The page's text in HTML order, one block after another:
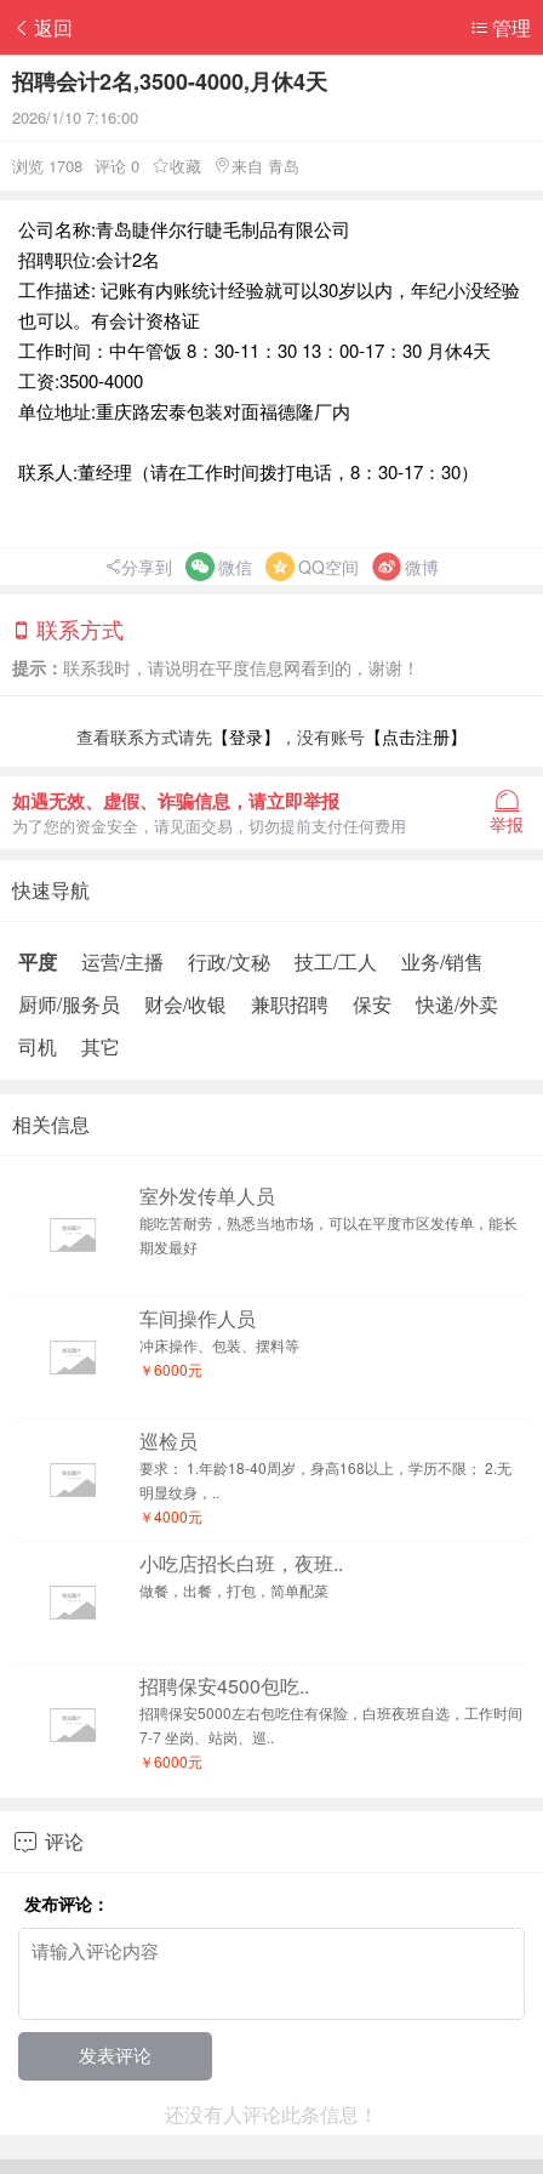
返回 管理
招聘会计2名,3500-4000,月休4天
2026/1/10 7:16:00
浏览 1708 评论 0 收藏 来自 青岛
公司名称:青岛睫伴尔行睫毛制品有限公司
招聘职位:会计2名
工作描述: 记账有内账统计经验就可以30岁以内，年纪小没经验
也可以。有会计资格证
工作时间：中午管饭 8：30-11：30 13：00-17：30 月休4天
工资:3500-4000
单位地址:重庆路宏泰包装对面福德隆厂内
联系人:董经理（请在工作时间拨打电话，8：30-17：30）
分享到 微信 QQ空间 微博
联系方式
提示： 联系我时，请说明在平度信息网看到的，谢谢！
查看联系方式请先 【登录】 ，没有账号 【点击注册】
如遇无效、虚假、诈骗信息，请立即举报
为了您的资金安全，请见面交易，切勿提前支付任何费用 举报
快速导航
平度 运营/主播 行政/文秘 技工/工人
业务/销售
厨师/服务员
财会/收银 兼职招聘 保安
快递/外卖
司机
其它
相关信息
室外发传单人员
能吃苦耐劳，熟悉当地市场，可以在平度市区发传单，能长
期发最好
车间操作人员
冲床操作、包装、摆料等
￥6000元
巡检员
要求： 1.年龄18-40周岁，身高168以上，学历不限； 2.无
明显纹身，..
￥4000元
小吃店招长白班，夜班..
做餐，出餐，打包，简单配菜
招聘保安4500包吃..
招聘保安5000左右包吃住有保险，白班夜班自选，工作时间
7-7 坐岗、站岗、巡..
￥6000元
 评论
发布评论：
还没有人评论此条信息！